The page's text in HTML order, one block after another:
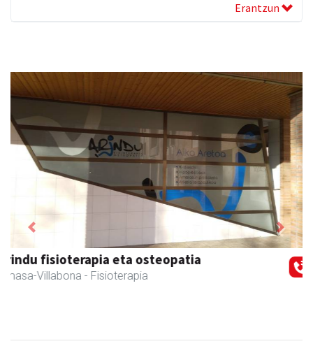
Erantzun
Zubimusu Ikastola
Amasa-Villabona - Hezkuntza
Previous Next